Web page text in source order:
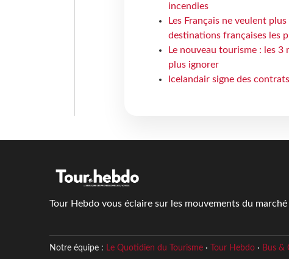
incendies
Les Français ne veulent
destinations françaises les
Le nouveau tourisme : les
plus ignorer
Icelandair signe des
Tour Hebdo vous éclaire sur les mouvements du
Notre équipe : Le Quotidien du Tourisme· Tour Hebdo· Bus &